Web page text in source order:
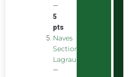
—
5
pts
Naves
Section
Lagraulière
—